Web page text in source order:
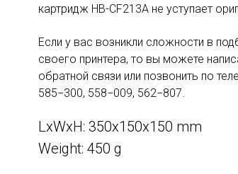
картридж HB-CF213A не уступает
Если у вас возникли сложности в
своего принтера, то вы можете
обратной связи или позвонить по
585−300, 558−009, 562−807.
LxWxH: 350x150x150 mm
Weight: 450 g